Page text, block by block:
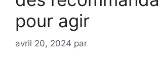
pour agir
avril 20, 2024 par